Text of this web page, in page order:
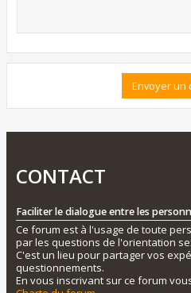
CONTACT
Faciliter le dialogue entre les
Ce forum est à l'usage de toute
par les questions de l'orientation
C'est un lieu pour partager vos
questionnements.
En vous inscrivant sur ce forum